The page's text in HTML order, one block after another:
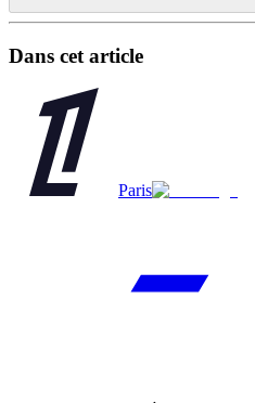
Dans cet article
Paris